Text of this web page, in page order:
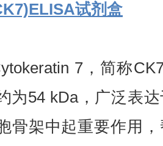
试剂盒
7，简称
为54 kDa，广泛表
骨架中起重要作用